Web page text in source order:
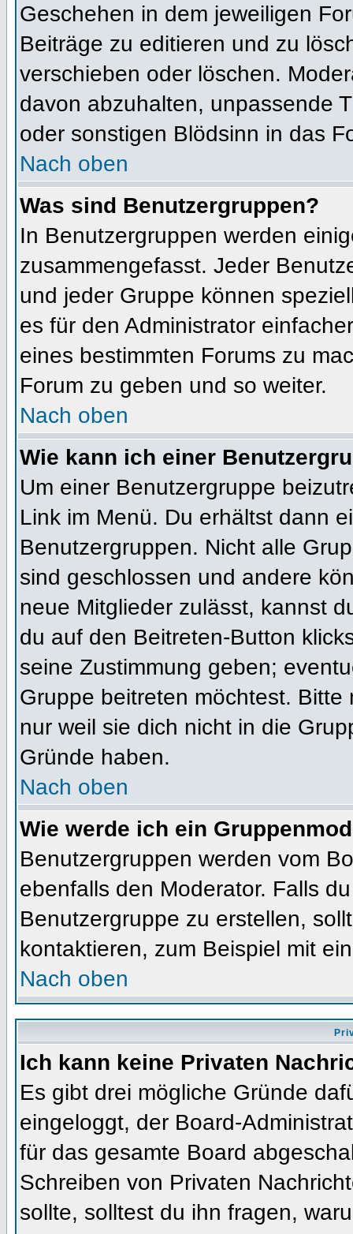
Geschehen in dem jeweiligen
Beiträge zu editieren und zu
verschieben oder löschen.
davon abzuhalten, unpassende
oder sonstigen Blödsinn in das
Nach oben
Was sind Benutzergruppen?
In Benutzergruppen werden
zusammengefasst. Jeder
und jeder Gruppe können
es für den Administrator
eines bestimmten Forums zu
Forum zu geben und so weiter.
Nach oben
Wie kann ich einer
Um einer Benutzergruppe
Link im Menü. Du erhältst dann
Benutzergruppen. Nicht alle
sind geschlossen und andere
neue Mitglieder zulässt, kannst
du auf den Beitreten-Button
seine Zustimmung geben;
Gruppe beitreten möchtest.
nur weil sie dich nicht in die
Gründe haben.
Nach oben
Wie werde ich ein
Benutzergruppen werden vom
ebenfalls den Moderator. Falls
Benutzergruppe zu erstellen,
kontaktieren, zum Beispiel mit
Nach oben
Ich kann keine Privaten
Es gibt drei mögliche Gründe
eingeloggt, der Board-
für das gesamte Board
Schreiben von Privaten
sollte, solltest du ihn fragen,